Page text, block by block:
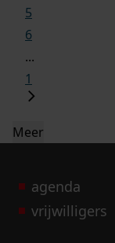
5
6
...
1
Meer
agenda
vrijwilligers